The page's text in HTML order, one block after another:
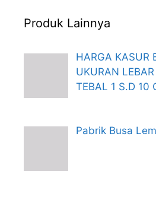
Produk Lainnya
HARGA KASUR
UKURAN
TEBAL 1 S.D 10
Pabrik Busa